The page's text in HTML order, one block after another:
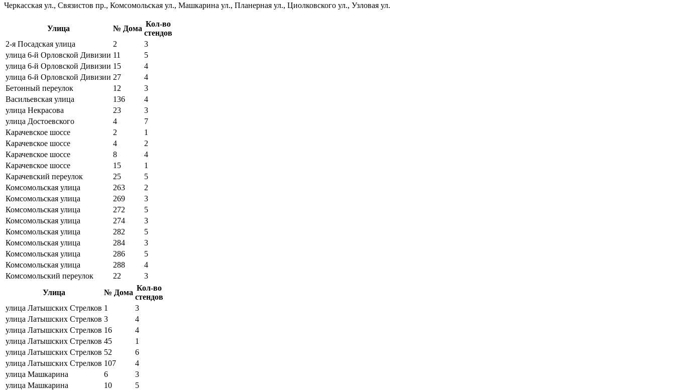
Черкасская ул., Связистов пр., Комсомольская ул., Машкарина ул., Планерная ул., Циолковского ул., Узловая ул.
Улица № Дома
Кол-во
стендов
2-я Посадская улица
2
3
улица 6-й Орловской Дивизии 11
5
улица 6-й Орловской Дивизии 15
4
улица 6-й Орловской Дивизии 27
4
Бетонный переулок
12
3
Васильевская улица
136
4
улица Некрасова
23
3
улица Достоевского
4
7
Карачевское шоссе
2
1
Карачевское шоссе
4
2
Карачевское шоссе
8
4
Карачевское шоссе
15
1
Карачевский переулок
25
5
Комсомольская улица
263
2
Комсомольская улица
269
3
Комсомольская улица
272
5
Комсомольская улица
274
3
Комсомольская улица
282
5
Комсомольская улица
284
3
Комсомольская улица
286
5
Комсомольская улица
288
4
Комсомольский переулок
22
3
Улица
№ Дома
Кол-во
стендов
улица Латышских Стрелков 1
3
улица Латышских Стрелков 3
4
улица Латышских Стрелков 16
4
улица Латышских Стрелков 45
1
улица Латышских Стрелков 52
6
улица Латышских Стрелков 107
4
улица Машкарина
6
3
улица Машкарина
10
5